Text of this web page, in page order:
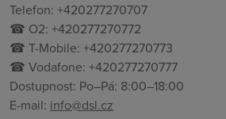
Telefon: +420277270707
☎ O2: +420277270772
☎ T-Mobile: +420277270773
☎ Vodafone: +420277270777
Dostupnost: Po–Pá: 8:00–18:00
E-mail: info@dsl.cz